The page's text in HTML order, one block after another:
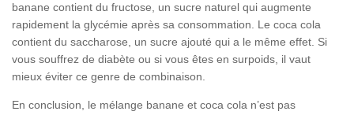
banane contient du fructose, un sucre naturel qui augmente
rapidement la glycémie après sa consommation. Le coca cola
contient du saccharose, un sucre ajouté qui a le même effet. Si
vous souffrez de diabète ou si vous êtes en surpoids, il vaut
mieux éviter ce genre de combinaison.
En conclusion, le mélange banane et coca cola n’est pas